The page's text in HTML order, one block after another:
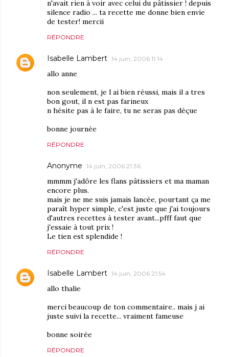
n'avait rien à voir avec celui du pâtissier ! depuis
silence radio ... ta recette me donne bien envie
de tester! mercii
RÉPONDRE
Isabelle Lambert 14 juin, 2006 11:14
allo anne
non seulement, je l ai bien réussi, mais il a tres
bon gout, il n est pas farineux
n hésite pas à le faire, tu ne seras pas déçue
bonne journée
RÉPONDRE
Anonyme 14 juin, 2006 21:36
mmmm j'adôre les flans pâtissiers et ma maman
encore plus.
mais je ne me suis jamais lancée, pourtant ça me
paraît hyper simple, c'est juste que j'ai toujours
d'autres recettes à tester avant...pfff faut que
j'essaie à tout prix !
Le tien est splendide !
RÉPONDRE
Isabelle Lambert 14 juin, 2006 21:54
allo thalie
merci beaucoup de ton commentaire.. mais j ai
juste suivi la recette... vraiment fameuse
bonne soirée
RÉPONDRE